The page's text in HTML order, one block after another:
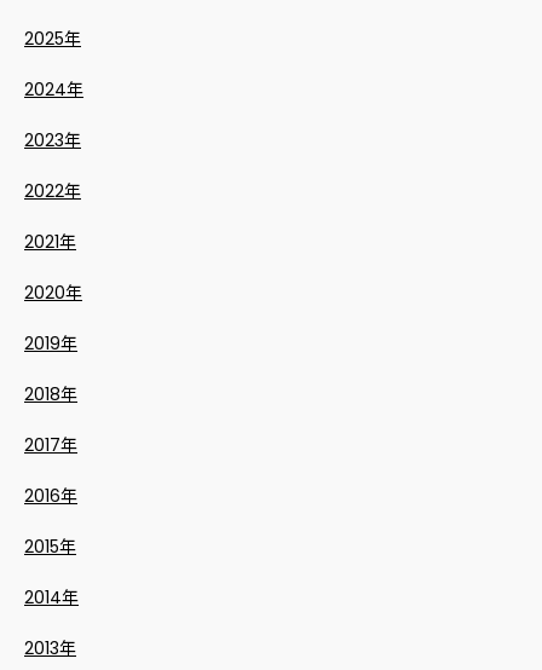
2025年
2024年
2023年
2022年
2021年
2020年
2019年
2018年
2017年
2016年
2015年
2014年
2013年